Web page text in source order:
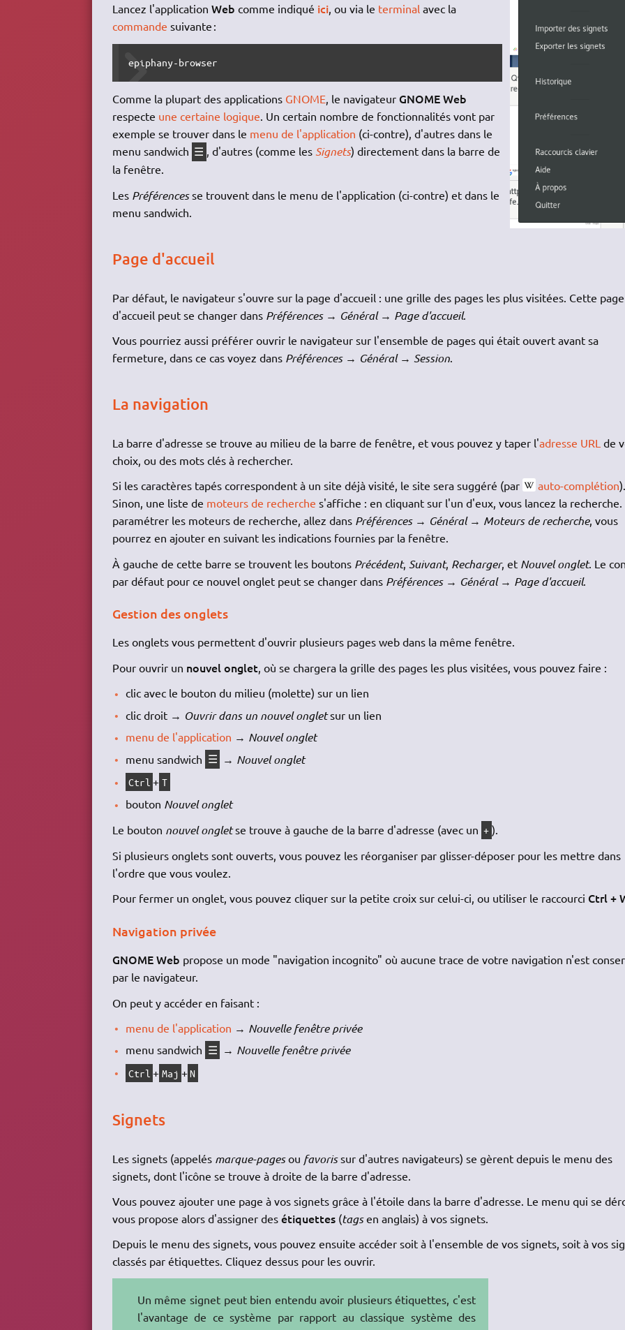
Lancez l'application Web comme indiqué ici, ou via le terminalavec la
commande suivante :
epiphany-browser
Comme la plupart des applications GNOME, le navigateur GNOME Web
respecte une certaine logique. Un certain nombre de fonctionnalités vont par
exemple se trouver dans le menu de l'application (ci-contre), d'autres dans le
menu sandwich ☰ , d'autres (comme les Signets) directement dans la barre de
la fenêtre.
Les Préférencesse trouvent dans le menu de l'application (ci-contre) et dans le
menu sandwich.
Page d'accueil
Par défaut, le navigateur s'ouvre sur la page d'accueil : une grille des pages les plus visitées. Cette page
d'accueil peut se changer dans Préférences→ Général→ Page d'accueil.
Vous pourriez aussi préférer ouvrir le navigateur sur l'ensemble de pages qui était ouvert avant sa
fermeture, dans ce cas voyez dans Préférences→ Général→ Session.
La navigation
La barre d'adresse se trouve au milieu de la barre de fenêtre, et vous pouvez y taper l'adresse URL de
choix, ou des mots clés à rechercher.
Si les caractères tapés correspondent à un site déjà visité, le site sera suggéré (par
auto-complétion
Sinon, une liste de moteurs de recherche s'affiche : en cliquant sur l'un d'eux, vous lancez la recherche.
paramétrer les moteurs de recherche, allez dans Préférences→ Général→ Moteurs de recherche, vous
pourrez en ajouter en suivant les indications fournies par la fenêtre.
À gauche de cette barre se trouvent les boutons Précédent, Suivant, Recharger, et Nouvel onglet. Le
par défaut pour ce nouvel onglet peut se changer dans Préférences→ Général→ Page d'accueil.
Gestion des onglets
Les onglets vous permettent d'ouvrir plusieurs pages web dans la même fenêtre.
Pour ouvrir un nouvel onglet , où se chargera la grille des pages les plus visitées, vous pouvez faire :
clic avec le bouton du milieu (molette) sur un lien
clic droit → Ouvrir dans un nouvel ongletsur un lien
menu de l'application → Nouvel onglet
menu sandwich ☰ → Nouvel onglet
Ctrl + T
bouton Nouvel onglet
Le bouton nouvel ongletse trouve à gauche de la barre d'adresse (avec un + ).
Si plusieurs onglets sont ouverts, vous pouvez les réorganiser par glisser-déposer pour les mettre dans
l'ordre que vous voulez.
Pour fermer un onglet, vous pouvez cliquer sur la petite croix sur celui-ci, ou utiliser le raccourci Ctrl +
Navigation privée
GNOME Web propose un mode "navigation incognito" où aucune trace de votre navigation n'est
par le navigateur.
On peut y accéder en faisant :
menu de l'application → Nouvelle fenêtre privée
menu sandwich ☰ → Nouvelle fenêtre privée
Ctrl + Maj +N
Signets
Les signets (appelés marque-pagesou favorissur d'autres navigateurs) se gèrent depuis le menu des
signets, dont l'icône se trouve à droite de la barre d'adresse.
Vous pouvez ajouter une page à vos signets grâce à l'étoile dans la barre d'adresse. Le menu qui se
vous propose alors d'assigner des étiquettes(tagsen anglais) à vos signets.
Depuis le menu des signets, vous pouvez ensuite accéder soit à l'ensemble de vos signets, soit à vos
classés par étiquettes. Cliquez dessus pour les ouvrir.
Un même signet peut bien entendu avoir plusieurs étiquettes, c'est
l'avantage de ce système par rapport au classique système des